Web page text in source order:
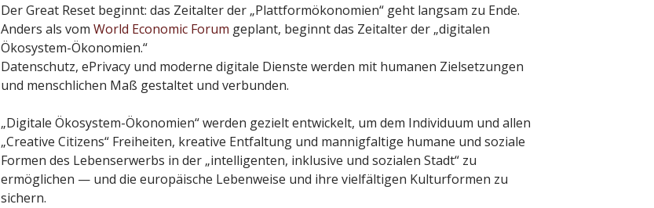
Der Great Reset beginnt: das Zeitalter der „Plattformökonomien“ geht langsam zu Ende.
Anders als vom World Economic Forum geplant, beginnt das Zeitalter der „digitalen
Ökosystem-Ökonomien.“
Datenschutz, ePrivacy und moderne digitale Dienste werden mit humanen Zielsetzungen
und menschlichen Maß gestaltet und verbunden.
„Digitale Ökosystem-Ökonomien“ werden gezielt entwickelt, um dem Individuum und allen
„Creative Citizens“ Freiheiten, kreative Entfaltung und mannigfaltige humane und soziale
Formen des Lebenserwerbs in der „intelligenten, inklusive und sozialen Stadt“ zu
ermöglichen — und die europäische Lebenweise und ihre vielfältigen Kulturformen zu
sichern.